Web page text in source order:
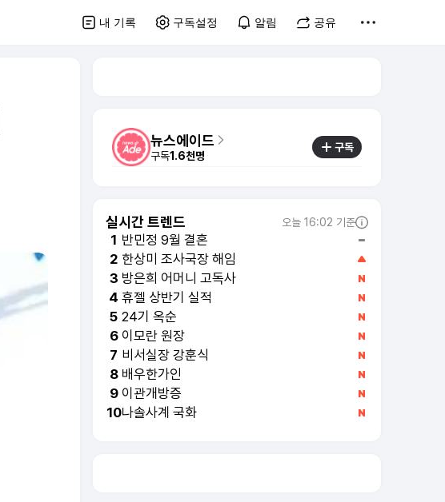
내 기록 구독설정 알림 공유
뉴스에이드
구독1.6천명
구독
실시간 트렌드 오늘 16:02 기준
1 반민정 9월 결혼
2 한상미 조사국장 해임
3 방은희 어머니 고독사
4 휴젤 상반기 실적
5 24기 옥순
6 이모란 원장
7 비서실장 강훈식
8 배우한가인
9 이관개방증
10나솔사계 국화